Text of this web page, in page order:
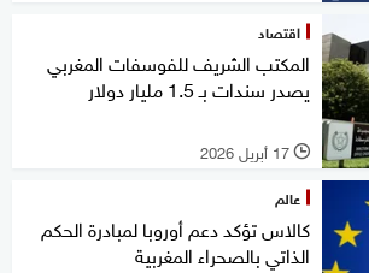
اقتصاد
المكتب الشريف للفوسفات المغربي
يصدر سندات بـ 1.5 مليار دولار
l 17 أبريل 2026
عالم
كالاس تؤكد دعم أوروبا لمبادرة الحكم
الذاتي بالصحراء المغربية